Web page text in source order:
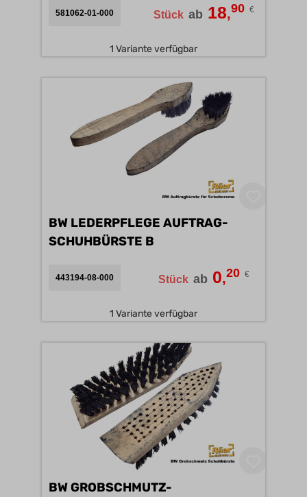
581062-01-000 Stück ab 18,90 €
1 Variante verfügbar
BW LEDERPFLEGE AUFTRAG-
SCHUHBÜRSTE B
443194-08-000 Stück ab 0,20 €
1 Variante verfügbar
BW GROBSCHMUTZ-